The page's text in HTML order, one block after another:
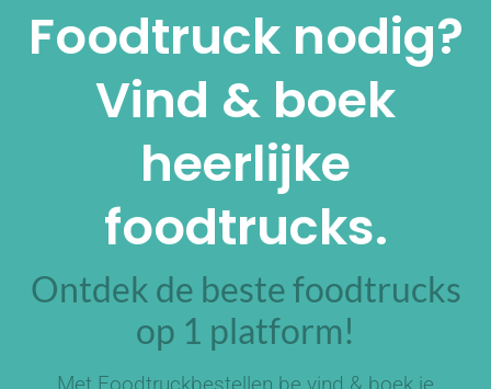
Foodtruck nodig?
Vind & boek
heerlijke
foodtrucks.
Ontdek de beste foodtrucks
op 1 platform!